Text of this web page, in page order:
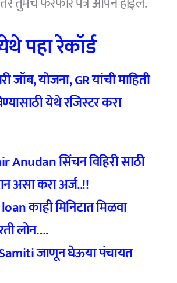
पहा रेकॉर्ड
जॉब, योजना, GR यांची माहिती
येथे रजिस्टर करा
Anudan सिंचन विहिरी साठी
असा करा अर्ज..!!
काही मिनिटात मिळवा
लोन….
जाणून घेऊया पंचायत